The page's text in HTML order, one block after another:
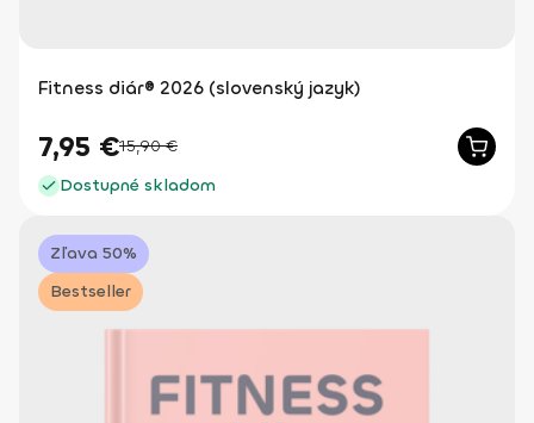
Fitness diár® 2026 (slovenský jazyk)
7,95 €15,90€
Dostupné skladom
Zľava 50%
Bestseller